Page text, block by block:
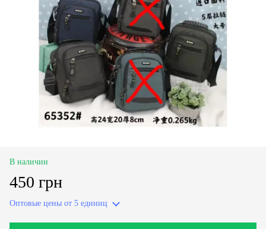
В наличии
450 грн
Оптовые цены от 5 единиц